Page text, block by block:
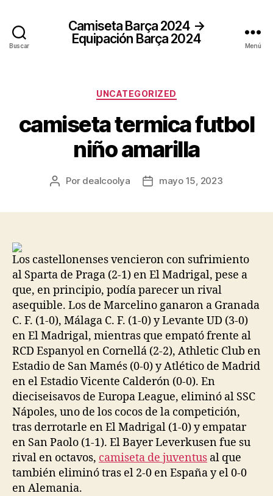
Buscar
Camiseta Barça 2024 →
Equipación Barça 2024
Menú
Categorías
UNCATEGORIZED
camiseta termica futbol
niño amarilla
Autor
Por dealcoolya
Fechamayo 15, 2023
Los castellonenses vencieron con sufrimiento
al Sparta de Praga (2-1) en El Madrigal, pese a
que, en principio, podía parecer un rival
asequible. Los de Marcelino ganaron a Granada
C. F. (1-0), Málaga C. F. (1-0) y Levante UD (3-0)
en El Madrigal, mientras que empató frente al
RCD Espanyol en Cornellá (2-2), Athletic Club en
Estadio de San Mamés (0-0) y Atlético de Madrid
en el Estadio Vicente Calderón (0-0). En
dieciseisavos de Europa League, eliminó al SSC
Nápoles, uno de los cocos de la competición,
tras derrotarle en El Madrigal (1-0) y empatar
en San Paolo (1-1). El Bayer Leverkusen fue su
rival en octavos, camiseta de juventus al que
también eliminó tras el 2-0 en España y el 0-0
en Alemania.